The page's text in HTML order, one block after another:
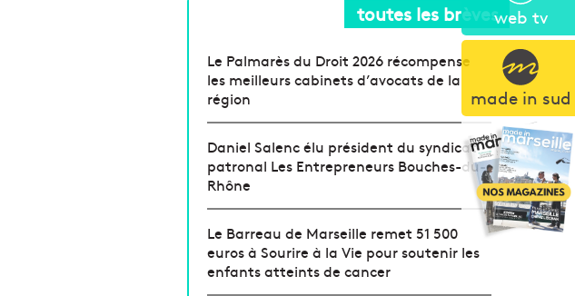
web tv
made in sud
toutes les brèves
Le Palmarès du Droit 2026 récompense
les meilleurs cabinets d’avocats de la
région
Daniel Salenc élu président du syndicat
patronal Les Entrepreneurs Bouches-du-
Rhône
Le Barreau de Marseille remet 51 500
euros à Sourire à la Vie pour soutenir les
enfants atteints de cancer